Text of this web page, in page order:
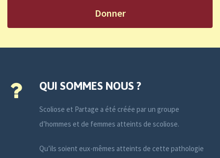
Donner
QUI SOMMES NOUS ?
Scoliose et Partage a été créée par un groupe
d’hommes et de femmes atteints de scoliose.
Qu’ils soient eux-mêmes atteints de cette pathologie